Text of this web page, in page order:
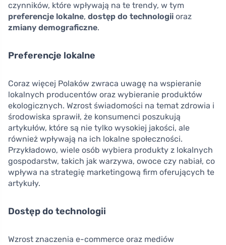
czynników, które wpływają na te trendy, w tym
preferencje lokalne, dostęp do technologii oraz
zmiany demograficzne.
Preferencje lokalne
Coraz więcej Polaków zwraca uwagę na wspieranie
lokalnych producentów oraz wybieranie produktów
ekologicznych. Wzrost świadomości na temat zdrowia i
środowiska sprawił, że konsumenci poszukują
artykułów, które są nie tylko wysokiej jakości, ale
również wpływają na ich lokalne społeczności.
Przykładowo, wiele osób wybiera produkty z lokalnych
gospodarstw, takich jak warzywa, owoce czy nabiał, co
wpływa na strategię marketingową firm oferujących te
artykuły.
Dostęp do technologii
Wzrost znaczenia e-commerce oraz mediów